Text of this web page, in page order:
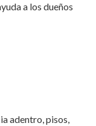
a los dueños
adentro, pisos,